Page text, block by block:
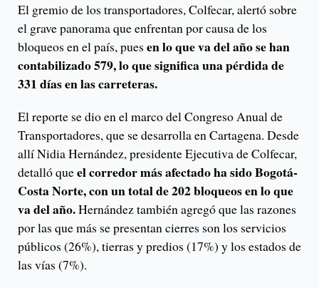
El gremio de los transportadores, Colfecar, alertó sobre
el grave panorama que enfrentan por causa de los
bloqueos en el país, pues en lo que va del año se han
contabilizado 579, lo que significa una pérdida de
331 días en las carreteras.
El reporte se dio en el marco del Congreso Anual de
Transportadores, que se desarrolla en Cartagena. Desde
allí Nidia Hernández, presidente Ejecutiva de Colfecar,
detalló queel corredor más afectado ha sido Bogotá-
Costa Norte, con un total de 202 bloqueos en lo que
va del año.Hernández también agregó que las razones
por las que más se presentan cierres son los servicios
públicos (26%), tierras y predios (17%) y los estados de
las vías (7%).